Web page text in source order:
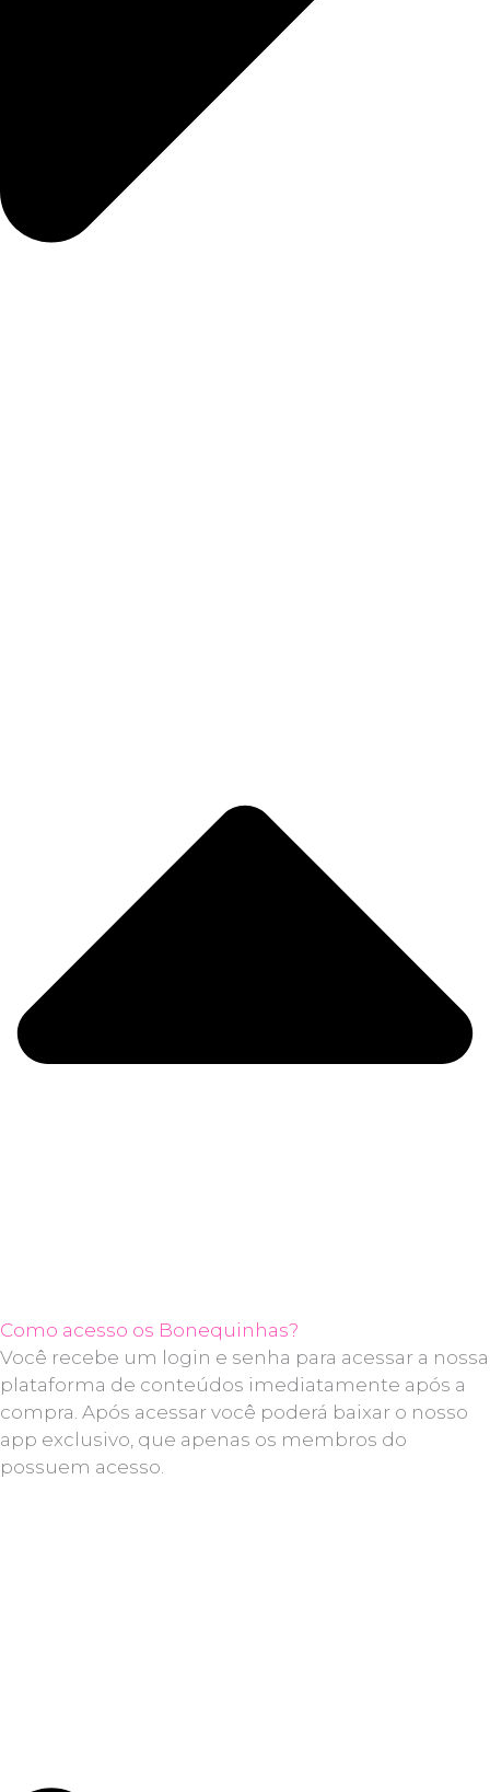
Como acesso os Bonequinhas?
Você recebe um login e senha para acessar a nossa
plataforma de conteúdos imediatamente após a
compra. Após acessar você poderá baixar o nosso
app exclusivo, que apenas os membros do
possuem acesso.